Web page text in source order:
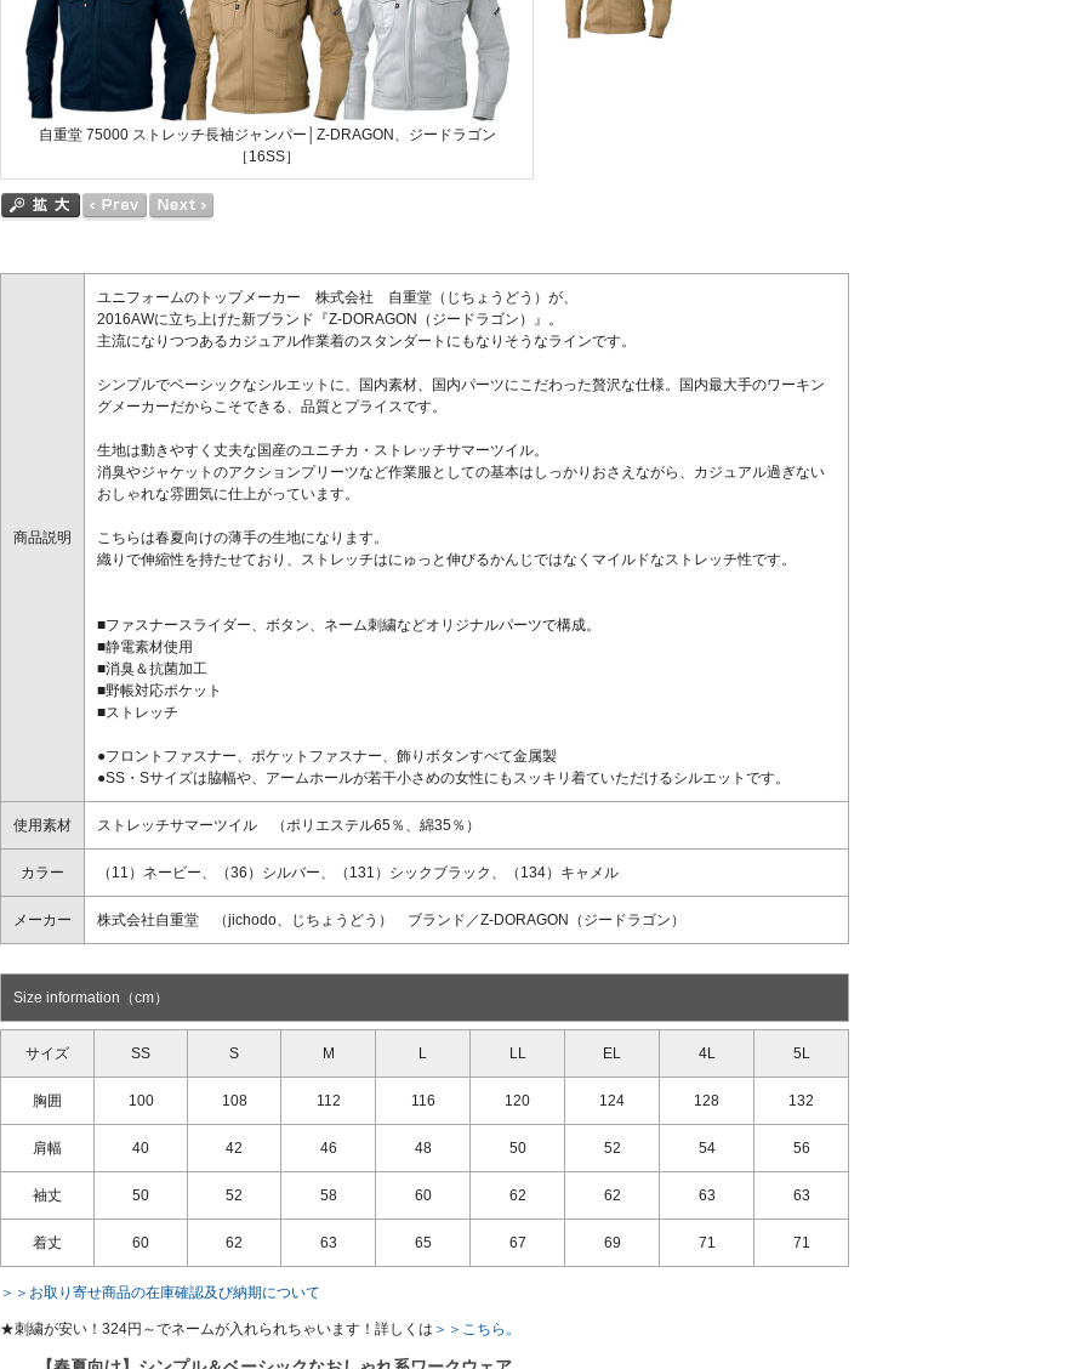
自重堂 75000 ストレッチ長袖ジャンパー│Z-DRAGON、ジードラゴン
［16SS］
商品説明
ユニフォームのトップメーカー 株式会社 自重堂（じちょうどう）が、
2016AWに立ち上げた新ブランド『Z-DORAGON（ジードラゴン）』。
主流になりつつあるカジュアル作業着のスタンダートにもなりそうなラインです。
シンプルでベーシックなシルエットに、国内素材、国内パーツにこだわった贅沢な仕様。国内最大手のワーキン
グメーカーだからこそできる、品質とプライスです。
生地は動きやすく丈夫な国産のユニチカ・ストレッチサマーツイル。
消臭やジャケットのアクションプリーツなど作業服としての基本はしっかりおさえながら、カジュアル過ぎない
おしゃれな雰囲気に仕上がっています。
こちらは春夏向けの薄手の生地になります。
織りで伸縮性を持たせており、ストレッチはにゅっと伸びるかんじではなくマイルドなストレッチ性です。
■ファスナースライダー、ボタン、ネーム刺繍などオリジナルパーツで構成。
■静電素材使用
■消臭＆抗菌加工
■野帳対応ポケット
■ストレッチ
●フロントファスナー、ポケットファスナー、飾りボタンすべて金属製
●SS・Sサイズは脇幅や、アームホールが若干小さめの女性にもスッキリ着ていただけるシルエットです。
使用素材 ストレッチサマーツイル （ポリエステル65％、綿35％）
カラー （11）ネービー、（36）シルバー、（131）シックブラック、（134）キャメル
メーカー 株式会社自重堂 （jichodo、じちょうどう） ブランド／Z-DORAGON（ジードラゴン）
Size information（cm）
サイズ SS S M L LL EL 4L 5L
胸囲 100 108 112 116 120 124 128 132
肩幅 40 42 46 48 50 52 54 56
袖丈 50 52 58 60 62 62 63 63
着丈 60 62 63 65 67 69 71 71
＞＞お取り寄せ商品の在庫確認及び納期について
★刺繍が安い！324円～でネームが入れられちゃいます！詳しくは ＞＞こちら。